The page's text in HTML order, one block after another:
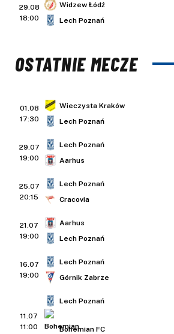
29.08
18:00
Widzew Łódź
Lech Poznań
OSTATNIE MECZE
01.08
17:30
Wieczysta Kraków
Lech Poznań
29.07
19:00
Lech Poznań
Aarhus
25.07
20:15
Lech Poznań
Cracovia
21.07
19:00
Aarhus
Lech Poznań
16.07
19:00
Lech Poznań
Górnik Zabrze
11.07
11:00
Lech Poznań
Bohemian FC